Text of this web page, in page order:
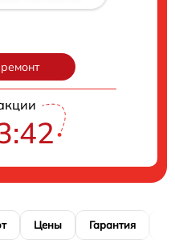
Цены Гарантия